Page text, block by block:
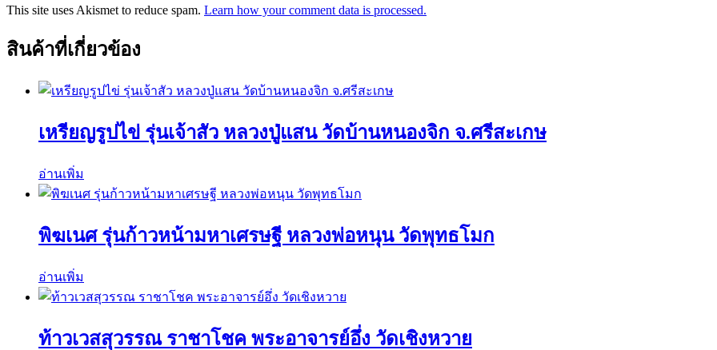
This site uses Akismet to reduce spam. Learn how your comment data is processed.
สินค้าที่เกี่ยวข้อง
เหรียญรูปไข่ รุ่นเจ้าสัว หลวงปู่แสน วัดบ้านหนองจิก จ.ศรีสะเกษ
อ่านเพิ่ม
พิฆเนศ รุ่นก้าวหน้ามหาเศรษฐี หลวงพ่อหนุน วัดพุทธโมก
อ่านเพิ่ม
ท้าวเวสสุวรรณ ราชาโชค พระอาจารย์อึ่ง วัดเชิงหวาย